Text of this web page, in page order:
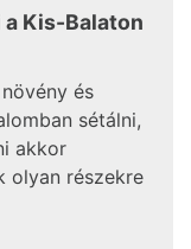
a Kis-Balaton
és
sétálni,
akkor
olyan részekre